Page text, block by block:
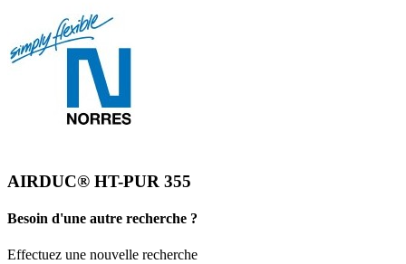
AIRDUC® HT-PUR 355
Besoin d'une autre recherche ?
Effectuez une nouvelle recherche